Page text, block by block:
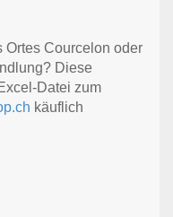
Ortes Courcelon oder
Diese
Datei zum
käuflich